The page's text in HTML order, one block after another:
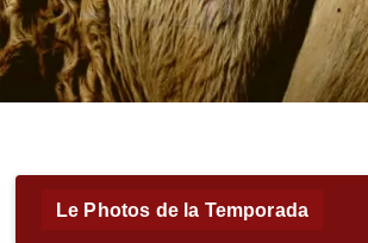
Le Photos de la Temporada